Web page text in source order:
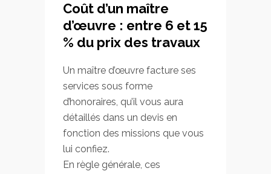
Coût d’un maître
d’œuvre : entre 6 et 15
% du prix des travaux
Un maître d’œuvre facture ses
services sous forme
d’honoraires, qu’il vous aura
détaillés dans un devis en
fonction des missions que vous
lui confiez.
En règle générale, ces